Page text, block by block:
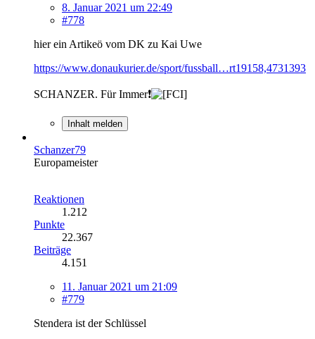
8. Januar 2021 um 22:49
#778
hier ein Artikeö vom DK zu Kai Uwe
https://www.donaukurier.de/sport/fussball…rt19158,4731393
SCHANZER. Für Immer❗
Inhalt melden
Schanzer79
Europameister
Reaktionen
1.212
Punkte
22.367
Beiträge
4.151
11. Januar 2021 um 21:09
#779
Stendera ist der Schlüssel